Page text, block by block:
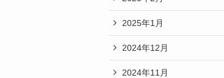
2025年1月
2024年12月
2024年11月